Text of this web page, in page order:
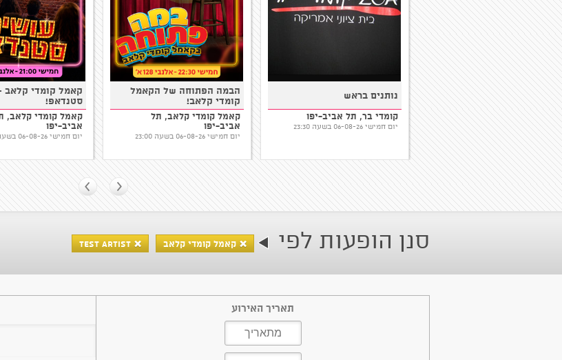
קאמל קומדי קלאב
סטנדאפ!
קאמל קומדי קלאב,
אביב-יפו
יום חמישי 06-08-26 בשעה 21:00
הבמה הפתוחה של הקאמל
קומדי קלאב!
קאמל קומדי קלאב, תל
אביב-יפו
יום חמישי 06-08-26 בשעה 23:00
נותנים בראש
קומדי בר, תל אביב-יפו
יום חמישי 06-08-26 בשעה 23:30
שישי המצחיק בסטנדאפ
פקטורי - 22:00
סטנדאפ פקטורי, תל אביב-יפו
יום שישי 07-08-26 בשעה 22:00
סנן הופעות לפי קאמל קומדי קלאב TEST ARTIST
תאריך האירוע